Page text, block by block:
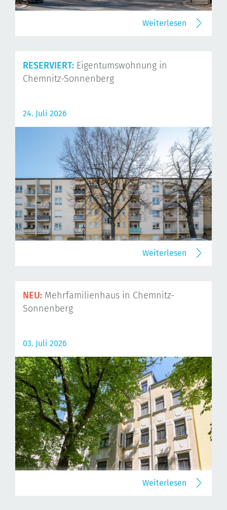
Weiterlesen
RESERVIERT: Eigentumswohnung in
Chemnitz-Sonnenberg
24. Juli 2026
Weiterlesen
NEU: Mehrfamilienhaus in Chemnitz-
Sonnenberg
03. Juli 2026
Weiterlesen